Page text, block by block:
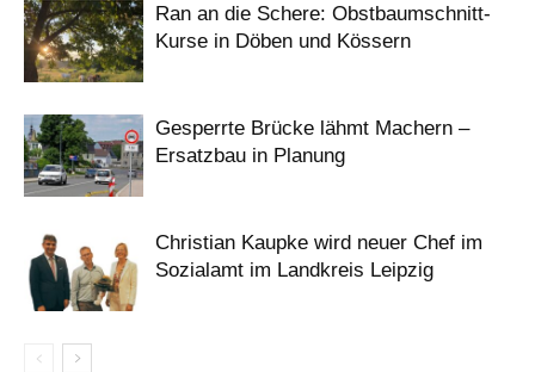
Ran an die Schere: Obstbaumschnitt-
Kurse in Döben und Kössern
Gesperrte Brücke lähmt Machern –
Ersatzbau in Planung
Christian Kaupke wird neuer Chef im
Sozialamt im Landkreis Leipzig